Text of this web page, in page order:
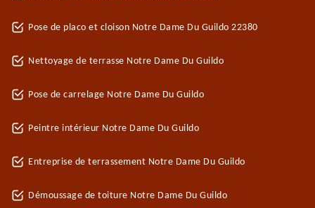
Pose de placo et cloison Notre Dame Du Guildo 22380
Nettoyage de terrasse Notre Dame Du Guildo
Pose de carrelage Notre Dame Du Guildo
Peintre intérieur Notre Dame Du Guildo
Entreprise de terrassement Notre Dame Du Guildo
Démoussage de toiture Notre Dame Du Guildo